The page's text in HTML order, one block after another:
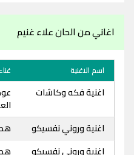
اغاني من الحان علاء غنيم
اسم الاغنية
اغنية فكه وكاشات
اغنية وروني نفسيكو
اغنية وروني نفسيكو